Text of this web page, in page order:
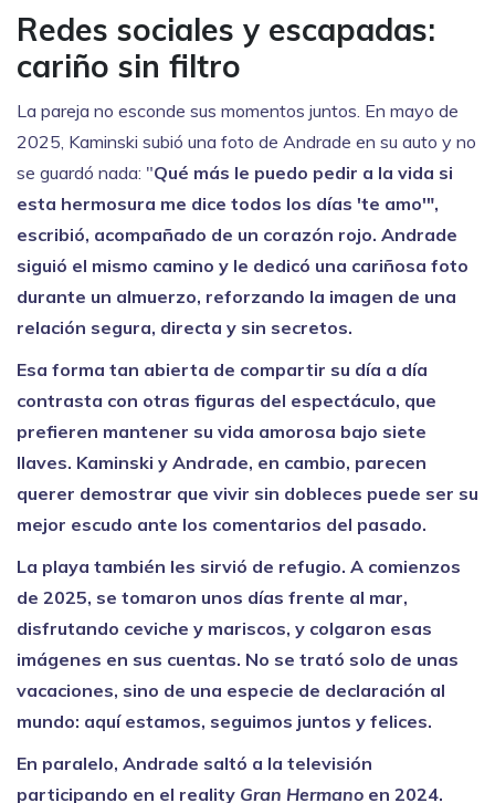
Redes sociales y escapadas:
cariño sin filtro
La pareja no esconde sus momentos juntos. En mayo de
2025, Kaminski subió una foto de Andrade en su auto y no
se guardó nada: "Qué más le puedo pedir a la vida si
esta hermosura me dice todos los días 'te amo'",
escribió, acompañado de un corazón rojo. Andrade
siguió el mismo camino y le dedicó una cariñosa foto
durante un almuerzo, reforzando la imagen de una
relación segura, directa y sin secretos.
Esa forma tan abierta de compartir su día a día
contrasta con otras figuras del espectáculo, que
prefieren mantener su vida amorosa bajo siete
llaves. Kaminski y Andrade, en cambio, parecen
querer demostrar que vivir sin dobleces puede ser su
mejor escudo ante los comentarios del pasado.
La playa también les sirvió de refugio. A comienzos
de 2025, se tomaron unos días frente al mar,
disfrutando ceviche y mariscos, y colgaron esas
imágenes en sus cuentas. No se trató solo de unas
vacaciones, sino de una especie de declaración al
mundo: aquí estamos, seguimos juntos y felices.
En paralelo, Andrade saltó a la televisión
participando en el reality Gran Hermano en 2024.